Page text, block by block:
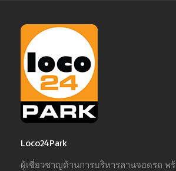
Loco24Park
ผู้เชี่ยวชาญด้านการบริหารลานจอดรถ พ